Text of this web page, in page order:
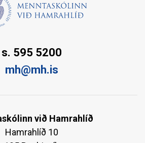
s. 595 5200
mh@mh.is
við Hamrahlíð
Hamrahlíð 10